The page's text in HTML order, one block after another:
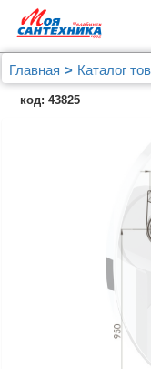
Главная Каталог
Смеситель GPD
ЧАСТЬЮ, для душа
код: 43825